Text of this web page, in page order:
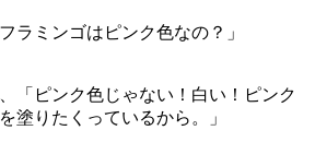
ラミンゴはピンク色なの？」
「ピンク色じゃない！白い！ピンク
塗りたくっているから。」